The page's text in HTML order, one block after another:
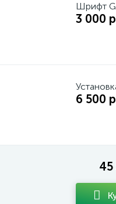
Шрифт
3 000
6 500
45